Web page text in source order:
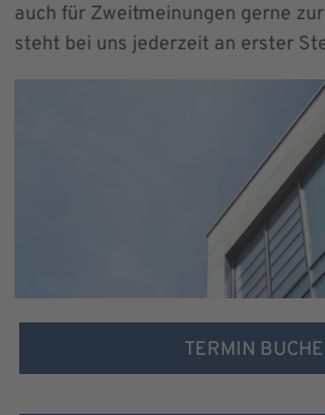
auch für Zweitmeinungen gerne
steht bei uns jederzeit an erster
TERMIN